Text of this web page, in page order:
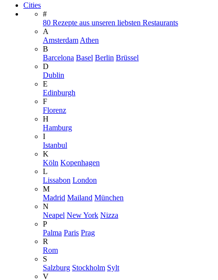
Cities
#
80 Rezepte aus unseren liebsten Restaurants
A
Amsterdam Athen
B
Barcelona Basel Berlin Brüssel
D
Dublin
E
Edinburgh
F
Florenz
H
Hamburg
I
Istanbul
K
Köln Kopenhagen
L
Lissabon London
M
Madrid Mailand München
N
Neapel New York Nizza
P
Palma Paris Prag
R
Rom
S
Salzburg Stockholm Sylt
V